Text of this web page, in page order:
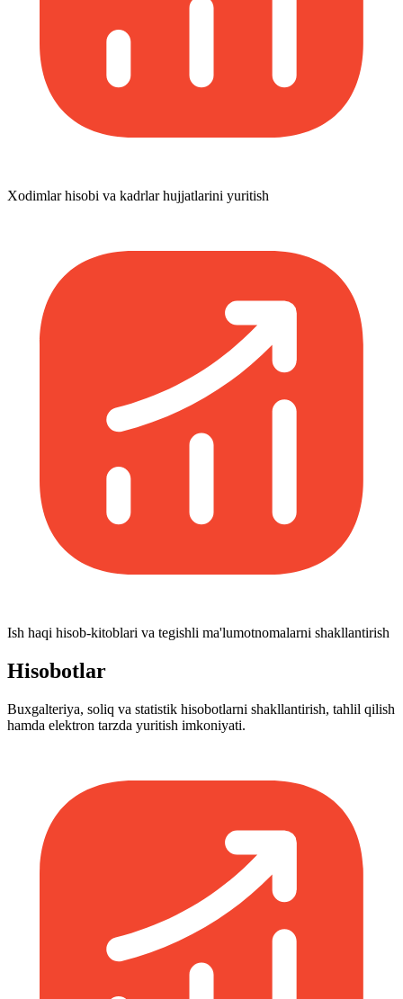
Xodimlar hisobi va kadrlar hujjatlarini yuritish
Ish haqi hisob-kitoblari va tegishli ma'lumotnomalarni shakllantirish
Hisobotlar
Buxgalteriya, soliq va statistik hisobotlarni shakllantirish, tahlil qilish
hamda elektron tarzda yuritish imkoniyati.